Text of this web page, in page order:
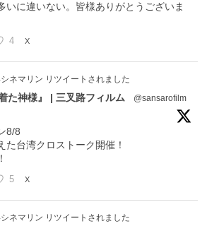
いに違いない。皆様ありがとうございま
4 X
ネマリン リツイートされました
た神様』 | 三叉路フィルム
@sansarofilm
8/8
た台湾クロストーク開催！
5 X
ネマリン リツイートされました